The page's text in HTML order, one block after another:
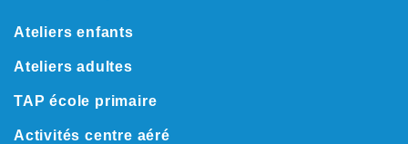
Ateliers enfants
Ateliers adultes
TAP école primaire
Activités centre aéré